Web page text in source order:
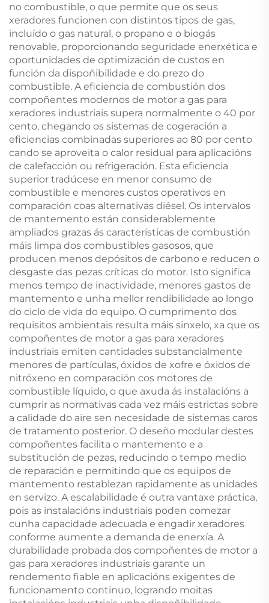
no combustible, o que permite que os seus
xeradores funcionen con distintos tipos de gas,
incluído o gas natural, o propano e o biogás
renovable, proporcionando seguridade enerxética e
oportunidades de optimización de custos en
función da dispoñibilidade e do prezo do
combustible. A eficiencia de combustión dos
compoñentes modernos de motor a gas para
xeradores industriais supera normalmente o 40 por
cento, chegando os sistemas de cogeración a
eficiencias combinadas superiores ao 80 por cento
cando se aproveita o calor residual para aplicacións
de calefacción ou refrigeración. Esta eficiencia
superior tradúcese en menor consumo de
combustible e menores custos operativos en
comparación coas alternativas diésel. Os intervalos
de mantemento están considerablemente
ampliados grazas ás características de combustión
máis limpa dos combustibles gasosos, que
producen menos depósitos de carbono e reducen o
desgaste das pezas críticas do motor. Isto significa
menos tempo de inactividade, menores gastos de
mantemento e unha mellor rendibilidade ao longo
do ciclo de vida do equipo. O cumprimento dos
requisitos ambientais resulta máis sinxelo, xa que os
compoñentes de motor a gas para xeradores
industriais emiten cantidades substancialmente
menores de partículas, óxidos de xofre e óxidos de
nitróxeno en comparación cos motores de
combustible líquido, o que axuda ás instalacións a
cumprir as normativas cada vez máis estrictas sobre
a calidade do aire sen necesidade de sistemas caros
de tratamento posterior. O deseño modular destes
compoñentes facilita o mantemento e a
substitución de pezas, reducindo o tempo medio
de reparación e permitindo que os equipos de
mantemento restablezan rapidamente as unidades
en servizo. A escalabilidade é outra vantaxe práctica,
pois as instalacións industriais poden comezar
cunha capacidade adecuada e engadir xeradores
conforme aumente a demanda de enerxía. A
durabilidade probada dos compoñentes de motor a
gas para xeradores industriais garante un
rendemento fiable en aplicacións exigentes de
funcionamento continuo, logrando moitas